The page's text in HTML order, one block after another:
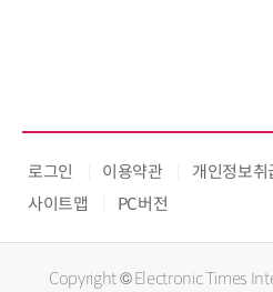
로그인 이용약관 개인정보취
사이트맵
PC버전
Copyright © Electronic Times